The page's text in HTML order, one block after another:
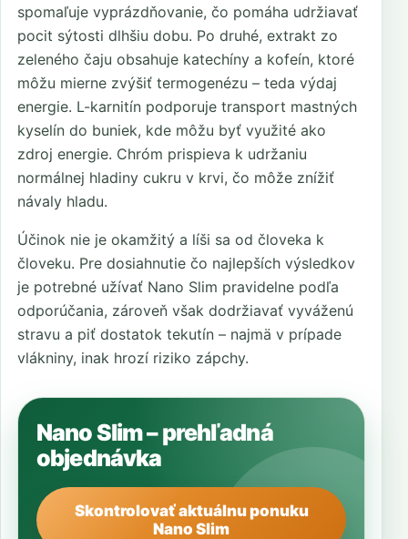
spomaľuje vyprázdňovanie, čo pomáha udržiavať
pocit sýtosti dlhšiu dobu. Po druhé, extrakt zo
zeleného čaju obsahuje katechíny a kofeín, ktoré
môžu mierne zvýšiť termogenézu – teda výdaj
energie. L-karnitín podporuje transport mastných
kyselín do buniek, kde môžu byť využité ako
zdroj energie. Chróm prispieva k udržaniu
normálnej hladiny cukru v krvi, čo môže znížiť
návaly hladu.
Účinok nie je okamžitý a líši sa od človeka k
človeku. Pre dosiahnutie čo najlepších výsledkov
je potrebné užívať Nano Slim pravidelne podľa
odporúčania, zároveň však dodržiavať vyváženú
stravu a piť dostatok tekutín – najmä v prípade
vlákniny, inak hrozí riziko zápchy.
Nano Slim – prehľadná
objednávka
Skontrolovať aktuálnu ponuku
Nano Slim